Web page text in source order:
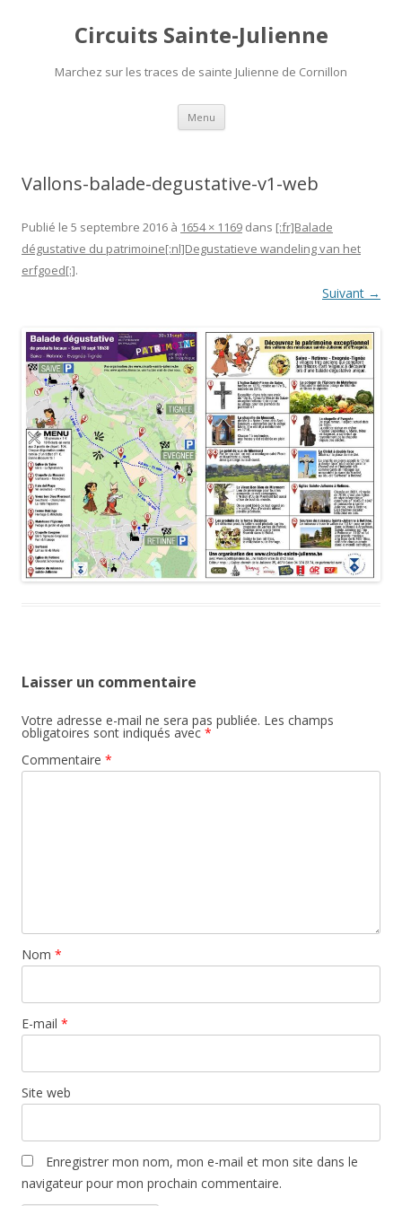
Circuits Sainte-Julienne
Marchez sur les traces de sainte Julienne de Cornillon
Menu Aller
contenu
Vallons-balade-degustative-v1-web
Publié le 5 septembre 2016 à 1654 × 1169 dans [:fr]Balade
dégustative du patrimoine[:nl]Degustatieve wandeling van het
erfgoed[:].
Suivant →
Laisser un commentaire
Votre adresse e-mail ne sera pas publiée. Les champs
obligatoires sont indiqués avec *
Commentaire *
Nom *
E-mail *
Site web
Enregistrer mon nom, mon e-mail et mon site dans le
navigateur pour mon prochain commentaire.